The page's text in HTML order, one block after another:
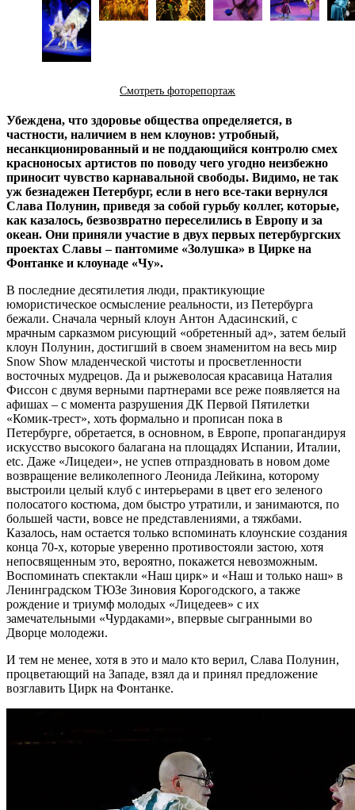
Смотреть фоторепортаж
Убеждена, что здоровье общества определяется, в
частности, наличием в нем клоунов: утробный,
несанкционированный и не поддающийся контролю смех
красноносых артистов по поводу чего угодно неизбежно
приносит чувство карнавальной свободы. Видимо, не так
уж безнадежен Петербург, если в него все-таки вернулся
Слава Полунин, приведя за собой гурьбу коллег, которые,
как казалось, безвозвратно переселились в Европу и за
океан. Они приняли участие в двух первых петербургских
проектах Славы – пантомиме «Золушка» в Цирке на
Фонтанке и клоунаде «Чу».
В последние десятилетия люди, практикующие
юмористическое осмысление реальности, из Петербурга
бежали. Сначала черный клоун Антон Адасинский, с
мрачным сарказмом рисующий «обретенный ад», затем белый
клоун Полунин, достигший в своем знаменитом на весь мир
Snow Show младенческой чистоты и просветленности
восточных мудрецов. Да и рыжеволосая красавица Наталия
Фиссон с двумя верными партнерами все реже появляется на
афишах – с момента разрушения ДК Первой Пятилетки
«Комик-трест», хоть формально и прописан пока в
Петербурге, обретается, в основном, в Европе, пропагандируя
искусство высокого балагана на площадях Испании, Италии,
etc. Даже «Лицедеи», не успев отпраздновать в новом доме
возвращение великолепного Леонида Лейкина, которому
выстроили целый клуб с интерьерами в цвет его зеленого
полосатого костюма, дом быстро утратили, и занимаются, по
большей части, вовсе не представлениями, а тяжбами.
Казалось, нам остается только вспоминать клоунские создания
конца 70-х, которые уверенно противостояли застою, хотя
непосвященным это, вероятно, покажется невозможным.
Воспоминать спектакли «Наш цирк» и «Наш и только наш» в
Ленинградском ТЮЗе Зиновия Корогодского, а также
рождение и триумф молодых «Лицедеев» с их
замечательными «Чурдаками», впервые сыгранными во
Дворце молодежи.
И тем не менее, хотя в это и мало кто верил, Слава Полунин,
процветающий на Западе, взял да и принял предложение
возглавить Цирк на Фонтанке.